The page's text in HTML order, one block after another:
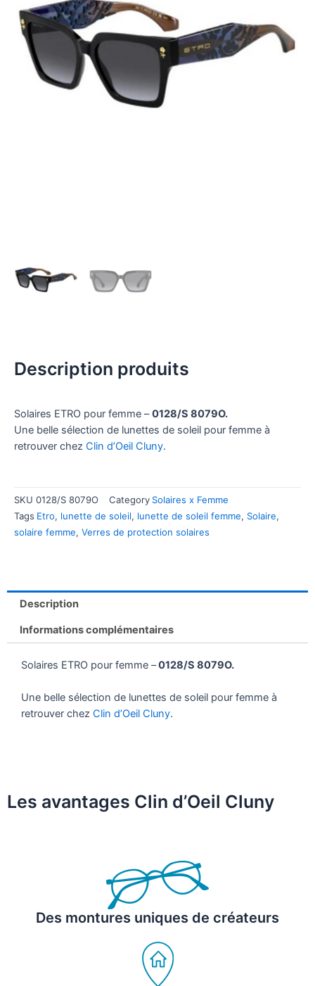
Description produits
Solaires ETRO pour femme –0128/S 8079O.
Une belle sélection de lunettes de soleil pour femme à
retrouver chez Clin d’Oeil Cluny.
SKU 0128/S 8079O Category Solaires x Femme
Tags Etro, lunette de soleil, lunette de soleil femme, Solaire,
solaire femme, Verres de protection solaires
Description
Informations complémentaires
Solaires ETRO pour femme –0128/S 8079O.
Une belle sélection de lunettes de soleil pour femme à
retrouver chez Clin d’Oeil Cluny.
Les avantages Clin d’Oeil Cluny
Des montures uniques de créateurs